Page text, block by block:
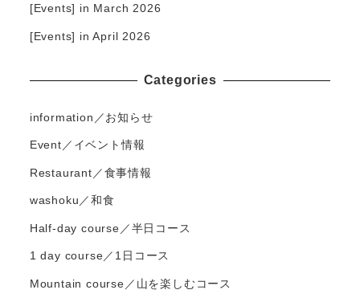
[Events] in March 2026
[Events] in April 2026
Categories
information／お知らせ
Event／イベント情報
Restaurant／食事情報
washoku／和食
Half-day course／半日コース
1 day course／1日コース
Mountain course／山を楽しむコース